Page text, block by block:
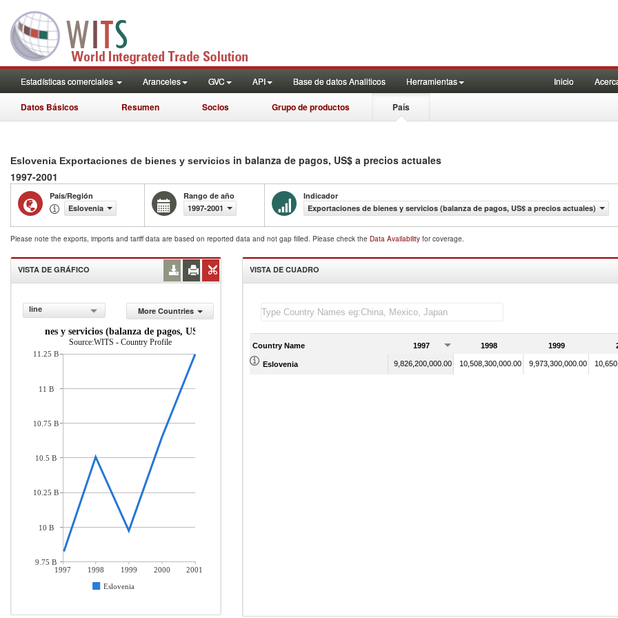
Estadísticas comerciales Aranceles GVC API Base de datos Analiticos Herramientas Inicio
Datos Básicos Resumen Socios Grupo de productos País
Eslovenia Exportaciones de bienes y servicios in balanza de pagos, US$ a precios actuales
1997-2001
País/Región
Eslovenia
Rango de año
1997-2001
Indicador
Exportaciones de bienes y servicios (balanza de pagos, US$ a precios actuales)
Please note the exports, imports and tariff data are based on reported data and not gap filled. Please check the Data Availability for coverage.
VISTA DE GRÁFICO
line
More Countries
de bienes y servicios (balanza de pagos, US$ a precios actuales)
Source:WITS - Country Profile
1997 1998 1999 2000
2001
Eslovenia
11.25 B
11 B
10.75 B
10.5 B
10.25 B
10 B
9.75 B
VISTA DE CUADRO
Country Name 1997 1998 1999
Eslovenia 9,826,200,000.00 10,508,300,000.00 9,973,300,000.00